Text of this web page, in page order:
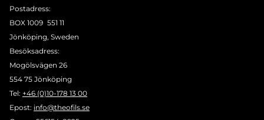
Postadress:
BOX 1009 551 11
Jönköping, Sweden
Besöksadress:
Mogölsvägen 26
554 75 Jönköping
Tel: +46 (0)10-178 13 00
Epost: info@theofils.se